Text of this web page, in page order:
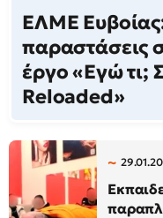
ΕΛΜΕ
παραστάσεις
έργο «Εγώ τι;
Reloaded»